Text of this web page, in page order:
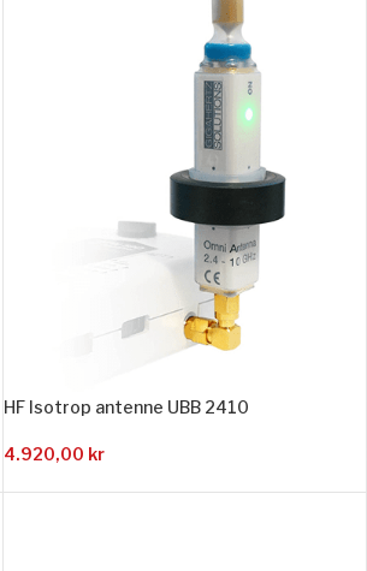
HF Isotrop antenne UBB 2410
4.920,00 kr